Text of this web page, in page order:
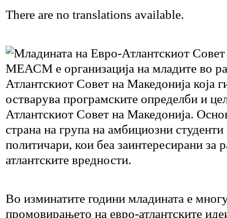
There are no translations available.
Младината на Евро-Атлантскиот
МЕАСМ е организација на младите во
Атлантскиот Совет на Македонија која
остварува програмските определби и
Атлантскиот Совет на Македонија.
страна на група на амбициозни
политичари, кои беа заинтересирани за
атлантските вредности.
Во изминатите години младината е
промовирањето на евро-атлантските